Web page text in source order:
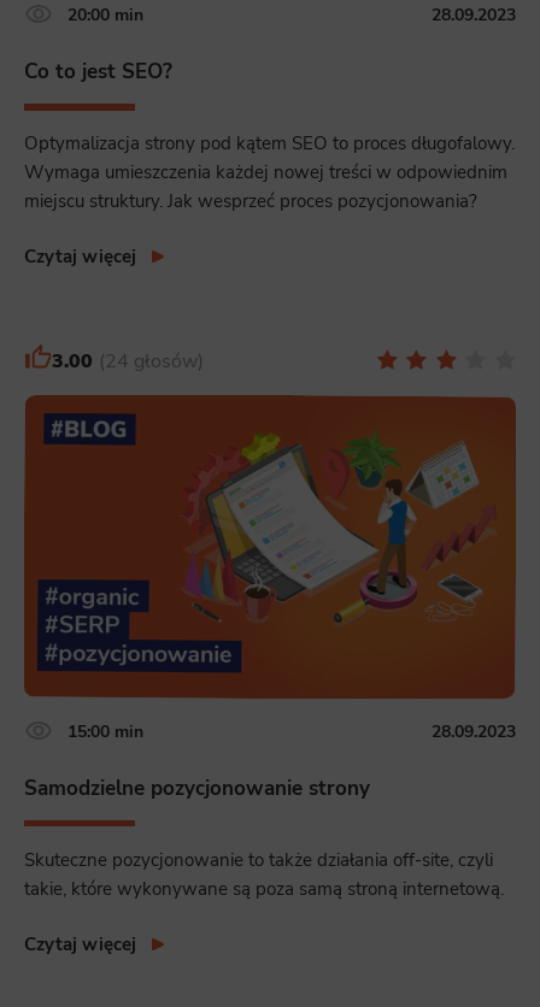
20:00 min 28.09.2023
Co to jest SEO?
Optymalizacja strony pod kątem SEO to proces długofalowy.
Wymaga umieszczenia każdej nowej treści w odpowiednim
miejscu struktury. Jak wesprzeć proces pozycjonowania?
Czytaj więcej
3.00 24 głosów
15:00 min 28.09.2023
Samodzielne pozycjonowanie strony
Skuteczne pozycjonowanie to także działania off-site, czyli
takie, które wykonywane są poza samą stroną internetową.
Czytaj więcej